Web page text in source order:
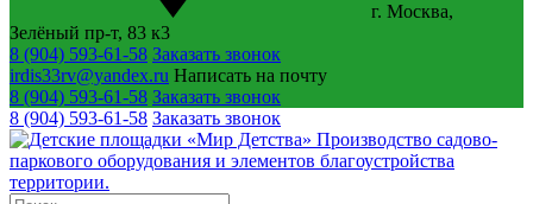
г. Москва,
Зелёный пр-т, 83 к3
8 (904) 593-61-58 Заказать звонок
irdis33rv@yandex.ru Написать на почту
8 (904) 593-61-58 Заказать звонок
8 (904) 593-61-58 Заказать звонок
Производство садово-
паркового оборудования и элементов благоустройства
территории.